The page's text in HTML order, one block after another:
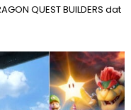
QUEST BUILDERS dat